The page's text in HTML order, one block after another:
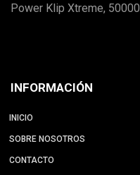
Power Klip Xtreme,
INFORMACIÓN
INICIO
SOBRE NOSOTROS
CONTACTO